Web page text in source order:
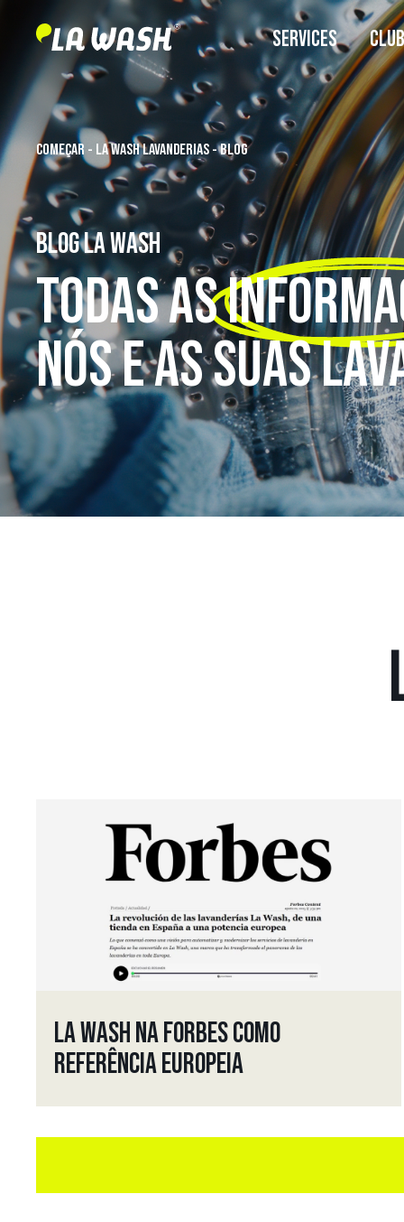
SERVICES
COMEÇAR - LA WASH LAVANDERIAS -BLOG
BLOG LA WASH
TODAS AS
NÓS E AS SUAS
LA WASH NA FORBES COMO
REFERÊNCIA EUROPEIA